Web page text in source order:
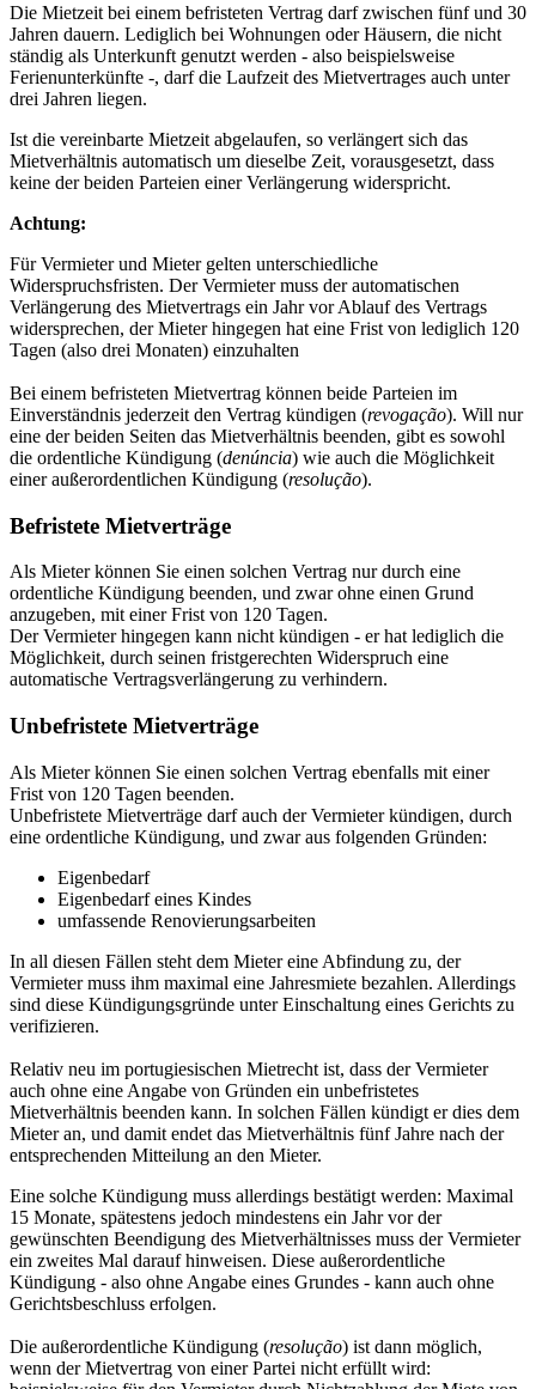
Die Mietzeit bei einem befristeten Vertrag darf zwischen fünf und 30
Jahren dauern. Lediglich bei Wohnungen oder Häusern, die nicht
ständig als Unterkunft genutzt werden - also beispielsweise
Ferienunterkünfte -, darf die Laufzeit des Mietvertrages auch unter
drei Jahren liegen.
Ist die vereinbarte Mietzeit abgelaufen, so verlängert sich das
Mietverhältnis automatisch um dieselbe Zeit, vorausgesetzt, dass
keine der beiden Parteien einer Verlängerung widerspricht.
Achtung:
Für Vermieter und Mieter gelten unterschiedliche
Widerspruchsfristen. Der Vermieter muss der automatischen
Verlängerung des Mietvertrags ein Jahr vor Ablauf des Vertrags
widersprechen, der Mieter hingegen hat eine Frist von lediglich 120
Tagen (also drei Monaten) einzuhalten
Bei einem befristeten Mietvertrag können beide Parteien im
Einverständnis jederzeit den Vertrag kündigen (revogação). Will nur
eine der beiden Seiten das Mietverhältnis beenden, gibt es sowohl
die ordentliche Kündigung (denúncia) wie auch die Möglichkeit
einer außerordentlichen Kündigung (resolução).
Befristete Mietverträge
Als Mieter können Sie einen solchen Vertrag nur durch eine
ordentliche Kündigung beenden, und zwar ohne einen Grund
anzugeben, mit einer Frist von 120 Tagen.
Der Vermieter hingegen kann nicht kündigen - er hat lediglich die
Möglichkeit, durch seinen fristgerechten Widerspruch eine
automatische Vertragsverlängerung zu verhindern.
Unbefristete Mietverträge
Als Mieter können Sie einen solchen Vertrag ebenfalls mit einer
Frist von 120 Tagen beenden.
Unbefristete Mietverträge darf auch der Vermieter kündigen, durch
eine ordentliche Kündigung, und zwar aus folgenden Gründen:
Eigenbedarf
Eigenbedarf eines Kindes
umfassende Renovierungsarbeiten
In all diesen Fällen steht dem Mieter eine Abfindung zu, der
Vermieter muss ihm maximal eine Jahresmiete bezahlen. Allerdings
sind diese Kündigungsgründe unter Einschaltung eines Gerichts zu
verifizieren.
Relativ neu im portugiesischen Mietrecht ist, dass der Vermieter
auch ohne eine Angabe von Gründen ein unbefristetes
Mietverhältnis beenden kann. In solchen Fällen kündigt er dies dem
Mieter an, und damit endet das Mietverhältnis fünf Jahre nach der
entsprechenden Mitteilung an den Mieter.
Eine solche Kündigung muss allerdings bestätigt werden: Maximal
15 Monate, spätestens jedoch mindestens ein Jahr vor der
gewünschten Beendigung des Mietverhältnisses muss der Vermieter
ein zweites Mal darauf hinweisen. Diese außerordentliche
Kündigung - also ohne Angabe eines Grundes - kann auch ohne
Gerichtsbeschluss erfolgen.
Die außerordentliche Kündigung (resolução) ist dann möglich,
wenn der Mietvertrag von einer Partei nicht erfüllt wird: